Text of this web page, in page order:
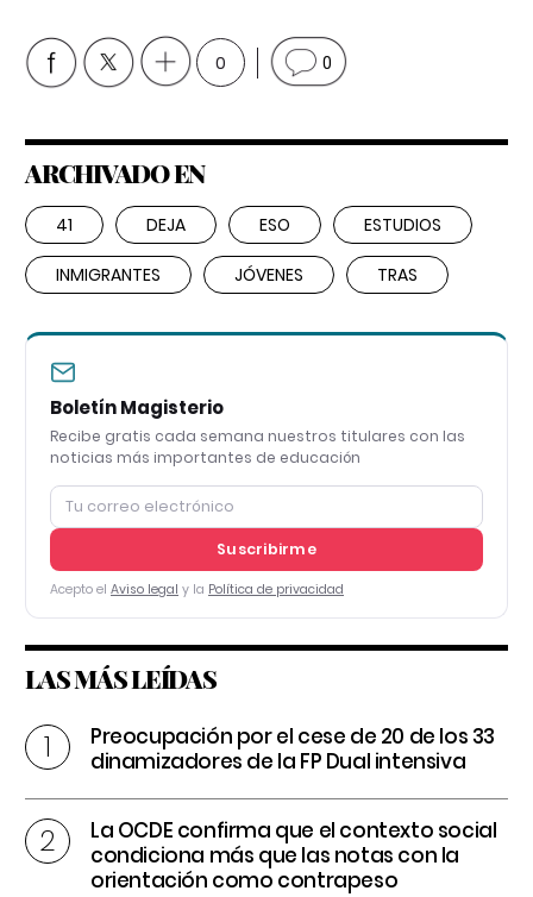
0 0
ARCHIVADO EN
41 DEJA ESO ESTUDIOS
INMIGRANTES JÓVENES TRAS
Boletín Magisterio
Recibe gratis cada semana nuestros titulares con las
noticias más importantes de educación
Suscribirme
Acepto el Aviso legal y la Política de privacidad
LAS MÁS LEÍDAS
Preocupación por el cese de 20 de los 33
dinamizadores de la FP Dual intensiva
La OCDE confirma que el contexto social
condiciona más que las notas con la
orientación como contrapeso